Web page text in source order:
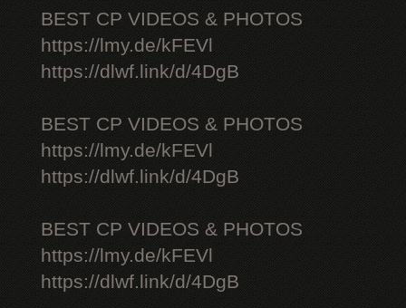
BEST CP VIDEOS & PHOTOS
https://lmy.de/kFEVl
https://dlwf.link/d/4DgB
BEST CP VIDEOS & PHOTOS
https://lmy.de/kFEVl
https://dlwf.link/d/4DgB
BEST CP VIDEOS & PHOTOS
https://lmy.de/kFEVl
https://dlwf.link/d/4DgB